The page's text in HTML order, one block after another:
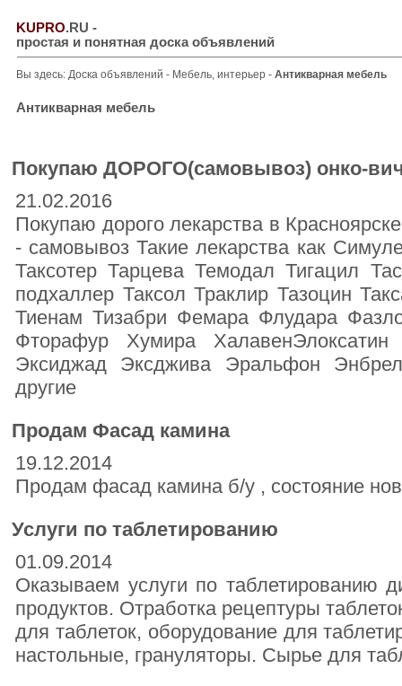
KUPRO.RU -
простая и понятная доска объявлений
Вы здесь: Доска объявлений - Мебель, интерьер - Антикварная мебель
Антикварная мебель
Покупаю ДОРОГО(самовывоз) онко-
21.02.2016
Покупаю дорого лекарства в
- самовывоз Такие лекарства как
Таксотер Тарцева Темодал Тигацил
подхаллер Таксол Траклир Тазоцин
Тиенам Тизабри Фемара Флудара
Фторафур Хумира
Эксиджад Эксджива Эральфон
другие
Продам Фасад камина
19.12.2014
Продам фасад камина б/у , состояние
Услуги по таблетированию
01.09.2014
Оказываем услуги по таблетированию
продуктов. Отработка рецептуры
для таблеток, оборудование для
настольные, грануляторы. Сырье для